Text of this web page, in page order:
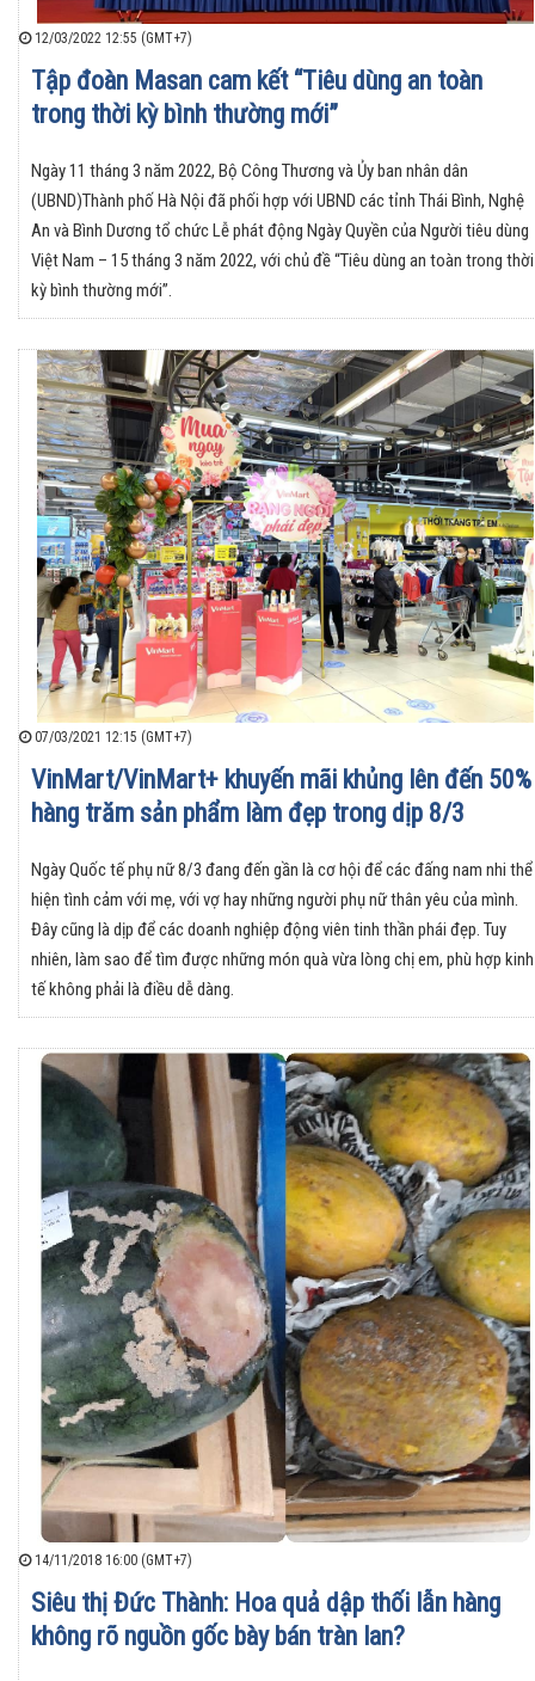
12/03/2022 12:55 (GMT+7)
Tập đoàn Masan cam kết “Tiêu dùng an toàn
trong thời kỳ bình thường mới”
Ngày 11 tháng 3 năm 2022, Bộ Công Thương và Ủy ban nhân dân
(UBND)Thành phố Hà Nội đã phối hợp với UBND các tỉnh Thái Bình, Nghệ
An và Bình Dương tổ chức Lễ phát động Ngày Quyền của Người tiêu dùng
Việt Nam – 15 tháng 3 năm 2022, với chủ đề “Tiêu dùng an toàn trong thời
kỳ bình thường mới”.
07/03/2021 12:15 (GMT+7)
VinMart/VinMart+ khuyến mãi khủng lên đến 50%
hàng trăm sản phẩm làm đẹp trong dịp 8/3
Ngày Quốc tế phụ nữ 8/3 đang đến gần là cơ hội để các đấng nam nhi thể
hiện tình cảm với mẹ, với vợ hay những người phụ nữ thân yêu của mình.
Đây cũng là dịp để các doanh nghiệp động viên tinh thần phái đẹp. Tuy
nhiên, làm sao để tìm được những món quà vừa lòng chị em, phù hợp kinh
tế không phải là điều dễ dàng.
14/11/2018 16:00 (GMT+7)
Siêu thị Đức Thành: Hoa quả dập thối lẫn hàng
không rõ nguồn gốc bày bán tràn lan?